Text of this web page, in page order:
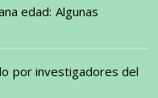
edad: Algunas
por investigadores del